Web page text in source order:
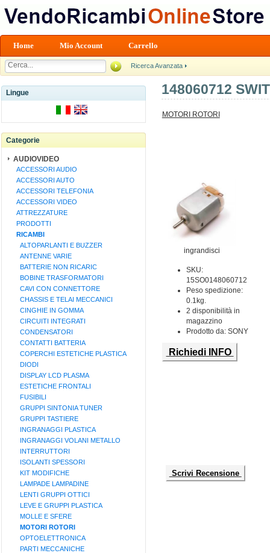
Home Mio Account Carrello
Ricerca Avanzata
Lingue
Categorie
AUDIOVIDEO
ACCESSORI AUDIO
ACCESSORI AUTO
ACCESSORI TELEFONIA
ACCESSORI VIDEO
ATTREZZATURE
PRODOTTI
RICAMBI
ALTOPARLANTI E BUZZER
ANTENNE VARIE
BATTERIE NON RICARIC
BOBINE TRASFORMATORI
CAVI CON CONNETTORE
CHASSIS E TELAI MECCANICI
CINGHIE IN GOMMA
CIRCUITI INTEGRATI
CONDENSATORI
CONTATTI BATTERIA
COPERCHI ESTETICHE PLASTICA
DIODI
DISPLAY LCD PLASMA
ESTETICHE FRONTALI
FUSIBILI
GRUPPI SINTONIA TUNER
GRUPPI TASTIERE
INGRANAGGI PLASTICA
INGRANAGGI VOLANI METALLO
INTERRUTTORI
ISOLANTI SPESSORI
KIT MODIFICHE
LAMPADE LAMPADINE
LENTI GRUPPI OTTICI
LEVE E GRUPPI PLASTICA
MOLLE E SFERE
MOTORI ROTORI
OPTOELETTRONICA
PARTI MECCANICHE
148060712
MOTORI ROTORI
ingrandisci
SKU:
15SO0148060712
Peso spedizione:
0.1kg.
2 disponibilità in
magazzino
Prodotto da: SONY
Richiedi INFO
Scrivi Recensione